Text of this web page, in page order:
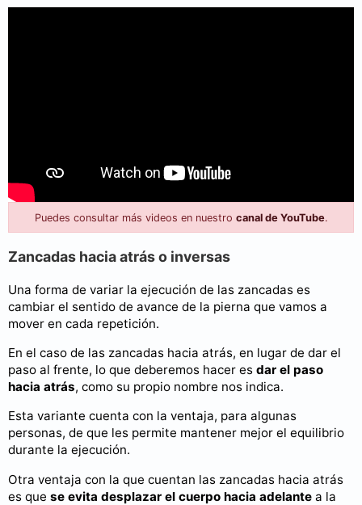
Puedes consultar más videos en nuestro canal de YouTube.
Zancadas hacia atrás o inversas
Una forma de variar la ejecución de las zancadas es
cambiar el sentido de avance de la pierna que vamos a
mover en cada repetición.
En el caso de las zancadas hacia atrás, en lugar de dar el
paso al frente, lo que deberemos hacer es dar el paso
hacia atrás, como su propio nombre nos indica.
Esta variante cuenta con la ventaja, para algunas
personas, de que les permite mantener mejor el equilibrio
durante la ejecución.
Otra ventaja con la que cuentan las zancadas hacia atrás
es que se evita desplazar el cuerpo hacia adelante a la